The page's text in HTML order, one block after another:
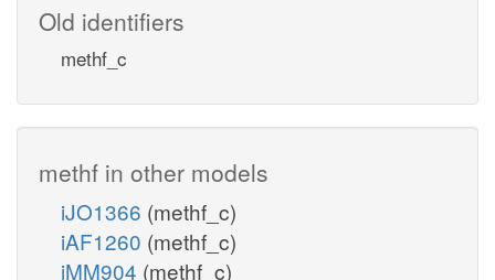
Old identifiers
methf_c
methf in other models
iJO1366 (methf_c)
iAF1260 (methf_c)
iMM904 (methf_c)